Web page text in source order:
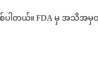
ြစ်ပါတယ်။ FDA မှ